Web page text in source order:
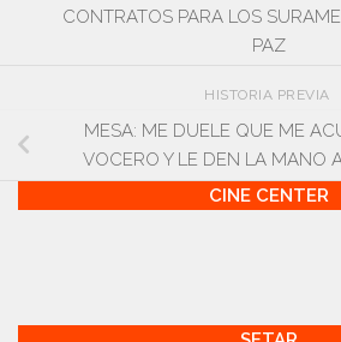
CONTRATOS PARA LOS
PAZ
HISTORIA PREVIA
MESA: ME DUELE QUE ME
VOCERO Y LE DEN LA MANO
CINE CENTER